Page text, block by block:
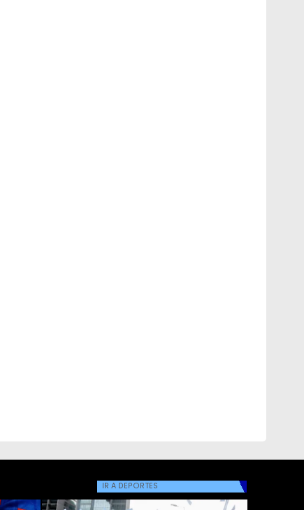
IR A DEPORTES